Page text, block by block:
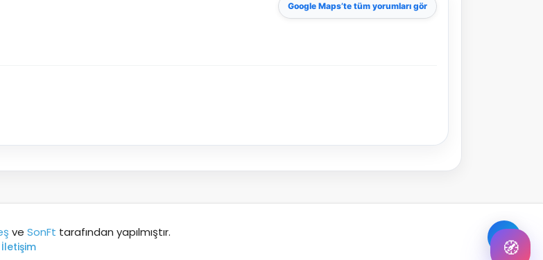
Google Maps’te tüm yorumları gör
ve SonFt tarafından yapılmıştır.
İletişim 🧭
☔ Yağmurlu ₺ Ekonomik
Durak